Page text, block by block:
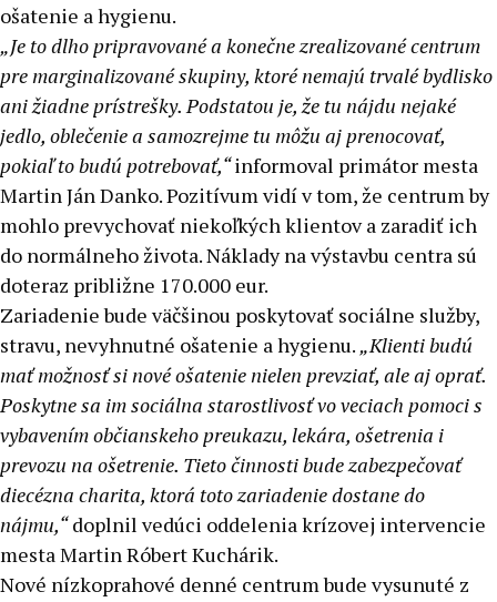
ošatenie a hygienu.
„Je to dlho pripravované a konečne zrealizované centrum
pre marginalizované skupiny, ktoré nemajú trvalé bydlisko
ani žiadne prístrešky. Podstatou je, že tu nájdu nejaké
jedlo, oblečenie a samozrejme tu môžu aj prenocovať,
pokiaľ to budú potrebovať,“informoval primátor mesta
Martin Ján Danko. Pozitívum vidí v tom, že centrum by
mohlo prevychovať niekoľkých klientov a zaradiť ich
do normálneho života. Náklady na výstavbu centra sú
doteraz približne 170.000 eur.
Zariadenie bude väčšinou poskytovať sociálne služby,
stravu, nevyhnutné ošatenie a hygienu.„Klienti budú
mať možnosť si nové ošatenie nielen prevziať, ale aj oprať.
Poskytne sa im sociálna starostlivosť vo veciach pomoci s
vybavením občianskeho preukazu, lekára, ošetrenia i
prevozu na ošetrenie. Tieto činnosti bude zabezpečovať
diecézna charita, ktorá toto zariadenie dostane do
nájmu,“doplnil vedúci oddelenia krízovej intervencie
mesta Martin Róbert Kuchárik.
Nové nízkoprahové denné centrum bude vysunuté z